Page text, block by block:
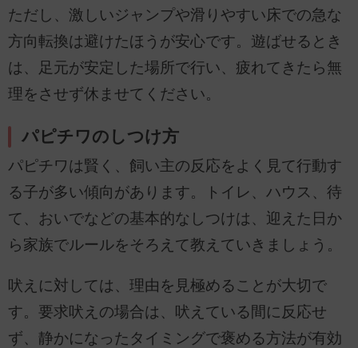
ただし、激しいジャンプや滑りやすい床での急な
方向転換は避けたほうが安心です。遊ばせるとき
は、足元が安定した場所で行い、疲れてきたら無
理をさせず休ませてください。
パピチワのしつけ方
パピチワは賢く、飼い主の反応をよく見て行動す
る子が多い傾向があります。トイレ、ハウス、待
て、おいでなどの基本的なしつけは、迎えた日か
ら家族でルールをそろえて教えていきましょう。
吠えに対しては、理由を見極めることが大切で
す。要求吠えの場合は、吠えている間に反応せ
ず、静かになったタイミングで褒める方法が有効